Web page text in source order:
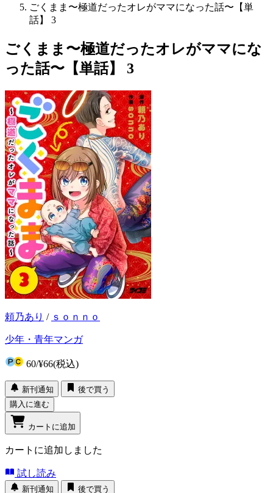
ごくまま〜極道だったオレがママになった話〜【単
話】 3
ごくまま〜極道だったオレがママにな
った話〜【単話】 3
頼乃あり / ｓｏｎｎｏ
少年・青年マンガ
60/¥66(税込)
新刊通知
後で買う
購入に進む
カートに追加
カートに追加しました
試し読み
新刊通知 後で買う